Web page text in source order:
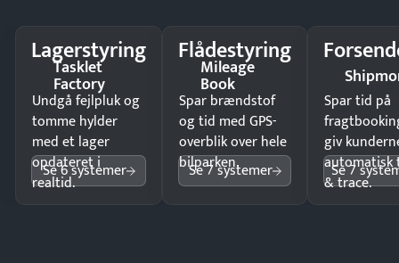
Lagerstyring
Tasklet
Factory
Undgå fejlpluk og
tomme hylder
med et lager
opdateret i
realtid.
Se 6 systemer
Flådestyring
Mileage
Book
Spar brændstof
og tid med GPS-
overblik over hele
bilparken.
Se 7 systemer
Spar tid på
giv
automatisk
& trace.
Se 7